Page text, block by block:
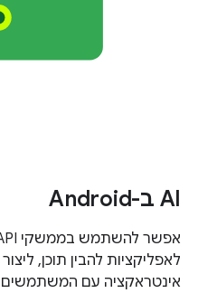
AI ב-Android
לאפליקציות להבין תוכן,
אינטראקציה עם